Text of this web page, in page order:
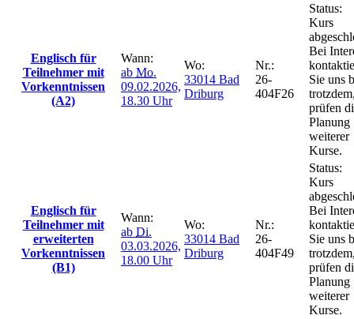
Englisch für
Teilnehmer mit
Vorkenntnissen
(A2)
Wann:
ab Mo.
09.02.2026,
18.30 Uhr
Wo:
33014 Bad
Driburg
Nr.:
26-
404F26
Status:
Kurs
Bei
Sie uns
prüfen
Planung
weiterer
Kurse.
Englisch für
Teilnehmer mit
erweiterten
Vorkenntnissen
(B1)
Wann:
ab Di.
03.03.2026,
18.00 Uhr
Wo:
33014 Bad
Driburg
Nr.:
26-
404F49
Status:
Kurs
Bei
Sie uns
prüfen
Planung
weiterer
Kurse.